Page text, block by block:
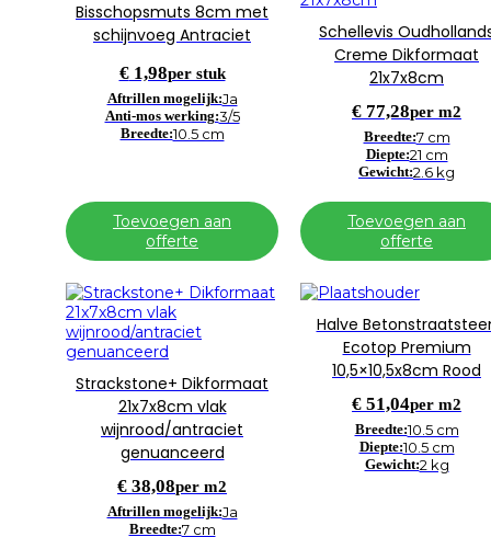
Bisschopsmuts 8cm met
schijnvoeg Antraciet
€1,98per stuk
Aftrillen mogelijk:Ja
Anti-mos werking:3/5
Breedte:10.5 cm
Toevoegen aan
offerte
Schellevis
Creme Dikformaat
21x7x8cm
€ 77,28per m2
Breedte:7 cm
Diepte:21 cm
Gewicht:2.6 kg
Toevoegen aan
offerte
Strackstone+ Dikformaat
21x7x8cm vlak
wijnrood/antraciet
genuanceerd
€ 38,08per m2
Aftrillen mogelijk:Ja
Breedte:7 cm
Halve
Ecotop Premium
10,5×10,5x8cm Rood
€ 51,04per m2
Breedte:10.5 cm
Diepte:10.5 cm
Gewicht:2 kg